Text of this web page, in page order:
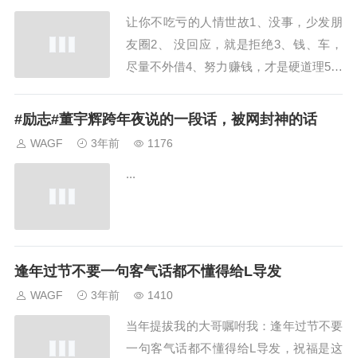
来，要提前给老婆打电话。10...
让你不吃亏的人情世故1、没事，少发朋
友圈2、 没回应，就是拒绝3、钱、车，
尽量不外借4、努力赚钱，才是硬道理5、
道菜，让客人点6、水太深，风太大，没
自己有把伞9、不要跟任何人走太近，有
#励志#董宇辉跨年夜说的一段话，被网封神的话
WAGF 3年前 1176
...
逢年过节不要一句客气话都不懂得给L导发
WAGF 3年前 1410
当年提拔我的大哥嘱咐我：逢年过节不要
一句客气话都不懂得给L导发，祝福是这